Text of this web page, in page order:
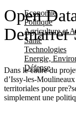
Economie
Politique
Agriculture et
Santé
Technologies
Energie,
Défense
Open
Demarrer
Dans le cadre du
d’Issy-les-
territoriales pour
simplement une